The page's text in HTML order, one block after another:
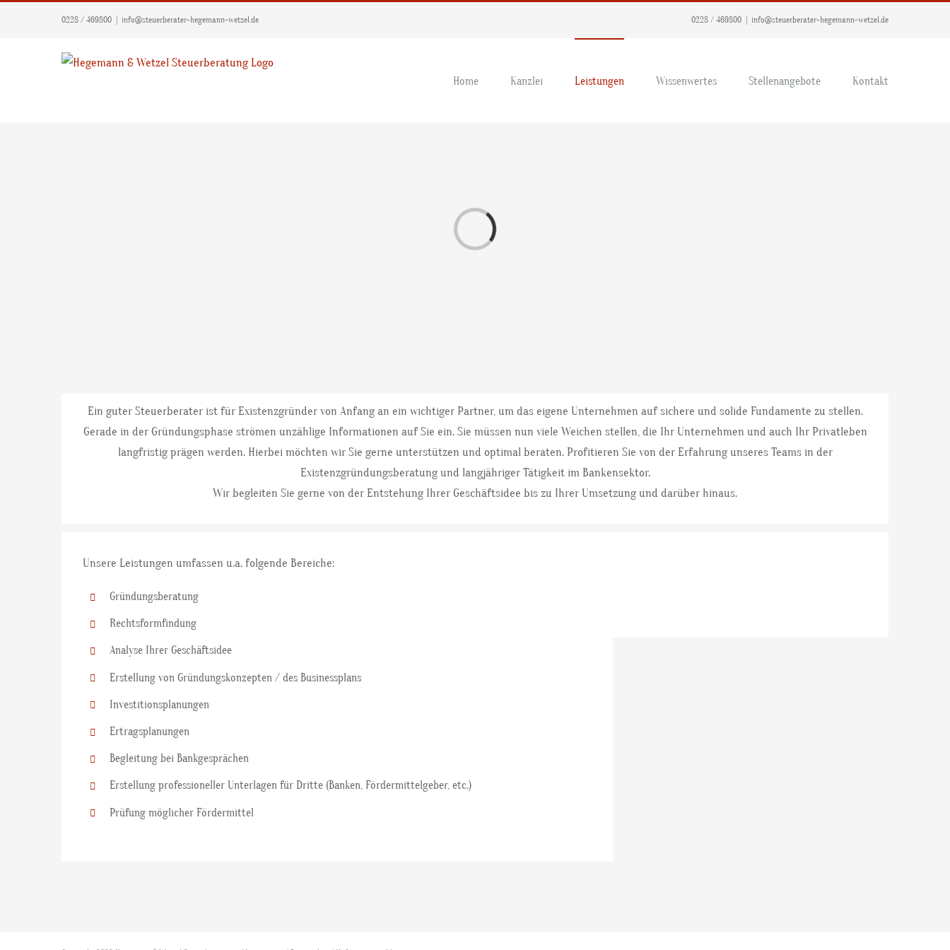
0228 / 469800 info@steuerberater-hegemann-wetzel.de 0228 / 469800 info@steuerberater-hegemann-wetzel.de
Home Kanzlei Leistungen Wissenwertes Stellenangebote Kontakt
Loading...
Ein guter Steuerberater ist für Existenzgründer von Anfang an ein wichtiger Partner, um das eigene Unternehmen auf sichere und solide Fundamente zu stellen.
Gerade in der Gründungsphase strömen unzählige Informationen auf Sie ein. Sie müssen nun viele Weichen stellen, die Ihr Unternehmen und auch Ihr Privatleben
langfristig prägen werden. Hierbei möchten wir Sie gerne unterstützen und optimal beraten. Profitieren Sie von der Erfahrung unseres Teams in der
Existenzgründungsberatung und langjähriger Tätigkeit im Bankensektor.
Wir begleiten Sie gerne von der Entstehung Ihrer Geschäftsidee bis zu Ihrer Umsetzung und darüber hinaus.
Unsere Leistungen umfassen u.a. folgende Bereiche:
Gründungsberatung
Rechtsformfindung
Analyse Ihrer Geschäftsidee
Erstellung von Gründungskonzepten / des Businessplans
Investitionsplanungen
Ertragsplanungen
Begleitung bei Bankgesprächen
Erstellung professioneller Unterlagen für Dritte (Banken, Fördermittelgeber, etc.)
Prüfung möglicher Fördermittel